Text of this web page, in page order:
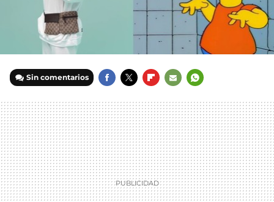
Sin comentarios
MAIL